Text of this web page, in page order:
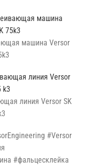
машина Versor
линия Versor SK
#Versor
#фальцесклейка